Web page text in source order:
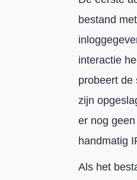
bestand
interactie
probeert de
zijn
er nog
handmatig
Als het